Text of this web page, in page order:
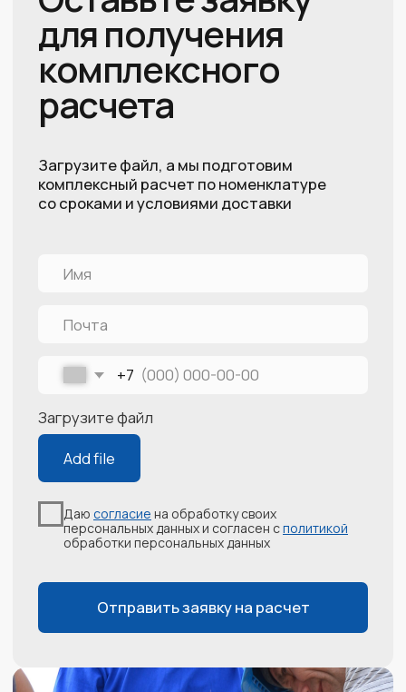
О компании
Каталог продукции
Преимущества
Доставка
Контакты
ООО Горные инструменты 2024
Россия, Свердловская область, г. Екатеринбург,
ул. Большакова, д. 25, секция 3, подъезд 5
Политика конфиденциальности